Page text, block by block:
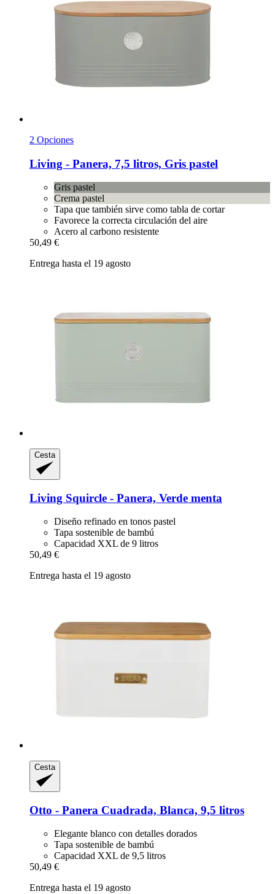
2 Opciones
Living -​ Panera, 7,5 litros, Gris pastel
Gris pastel
Crema pastel
Tapa que también sirve como tabla de cortar
Favorece la correcta circulación del aire
Acero al carbono resistente
50,49 €
Entrega hasta el 19 agosto
Cesta
Living Squircle -​ Panera, Verde menta
Diseño refinado en tonos pastel
Tapa sostenible de bambú
Capacidad XXL de 9 litros
50,49 €
Entrega hasta el 19 agosto
Cesta
Otto -​ Panera Cuadrada, Blanca, 9,5 litros
Elegante blanco con detalles dorados
Tapa sostenible de bambú
Capacidad XXL de 9,5 litros
50,49 €
Entrega hasta el 19 agosto